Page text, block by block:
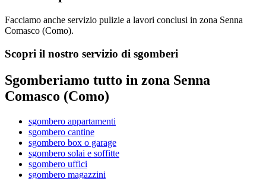
Facciamo anche servizio pulizie a lavori conclusi in zona Senna
Comasco (Como).
Scopri il nostro servizio di sgomberi
Sgomberiamo tutto in zona Senna
Comasco (Como)
sgombero appartamenti
sgombero cantine
sgombero box o garage
sgombero solai e soffitte
sgombero uffici
sgombero magazzini